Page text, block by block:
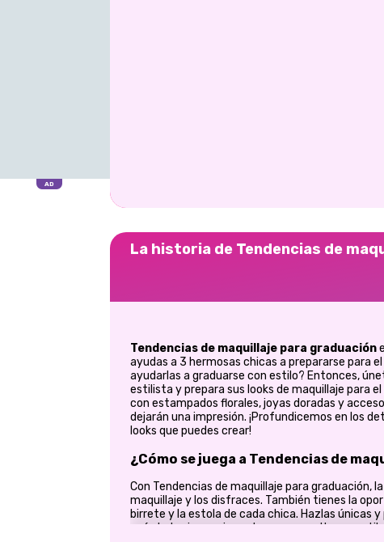
La historia de Tendencias de
Tendencias de maquillaje para graduación
ayudas a 3 hermosas chicas a prepararse para
ayudarlas a graduarse con estilo? Entonces,
estilista y prepara sus looks de maquillaje para
con estampados florales, joyas doradas y
dejarán una impresión. ¡Profundicemos en los
looks que puedes crear!
¿Cómo se juega a Tendencias de
Con Tendencias de maquillaje para graduación,
maquillaje y los disfraces. También tienes la
birrete y la estola de cada chica. Hazlas únicas
y símbolos impresionantes para resaltar su